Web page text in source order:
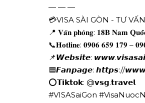
— — —
💳VISA SÀI GÒN - TƯ
📍 𝐕𝐚̆𝐧 𝐩𝐡𝐨̀𝐧𝐠: 𝟏𝟖𝐁 𝐍𝐚𝐦
📞𝐇𝐨𝐭𝐥𝐢𝐧𝐞: 𝟎𝟗𝟎𝟔 𝟔𝟓𝟗 𝟏𝟕𝟗 –
📌𝙒𝙚𝙗𝙨𝙞𝙩𝙚:
🟦𝙁𝙖𝙣𝙥𝙖𝙜𝙚: 𝙝𝙩𝙩𝙥𝙨://
⭕𝗧𝗶𝗸𝘁𝗼𝗸: @𝘃𝘀𝗴.𝘁𝗿𝗮𝘃𝗲𝗹
#VISASaiGon